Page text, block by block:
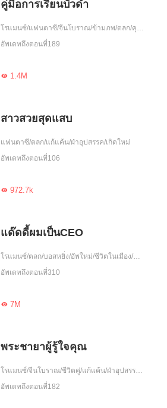
คู่มือการเรียนบัวดำ
โรแมนซ์/แฟนตาซี/จีนโบราณ/ข้ามภพ/ตลก/คุณอาจชอบ/ดราม่า/ฝ่าอุปสรรค/อัพเกรด
อัพเดทถึงตอนที่189
1.4M
สาวสวยสุดแสบ
แฟนตาซี/ตลก/แก้แค้น/ฝ่าอุปสรรค/เกิดใหม่
อัพเดทถึงตอนที่106
972.7k
แด๊ดดี้ผมเป็นCEO
โรแมนซ์/ตลก/บอสหยิ่ง/อัพใหม่/ชีวิตในเมือง/ดราม่า/ฮอต/ฝ่าอุปสรรค/รักหวานฉ่ำ/หนีพร้อมลูก/รักคืนเดียว/รักเดียวใจเดียว/เอาแต่ใจ
อัพเดทถึงตอนที่310
7M
พระชายาผู้รู้ใจคุณ
โรแมนซ์/จีนโบราณ/ชีวิตคู่/แก้แค้น/ฝ่าอุปสรรค/ความรัก/เกิดใหม่/จบ
อัพเดทถึงตอนที่182